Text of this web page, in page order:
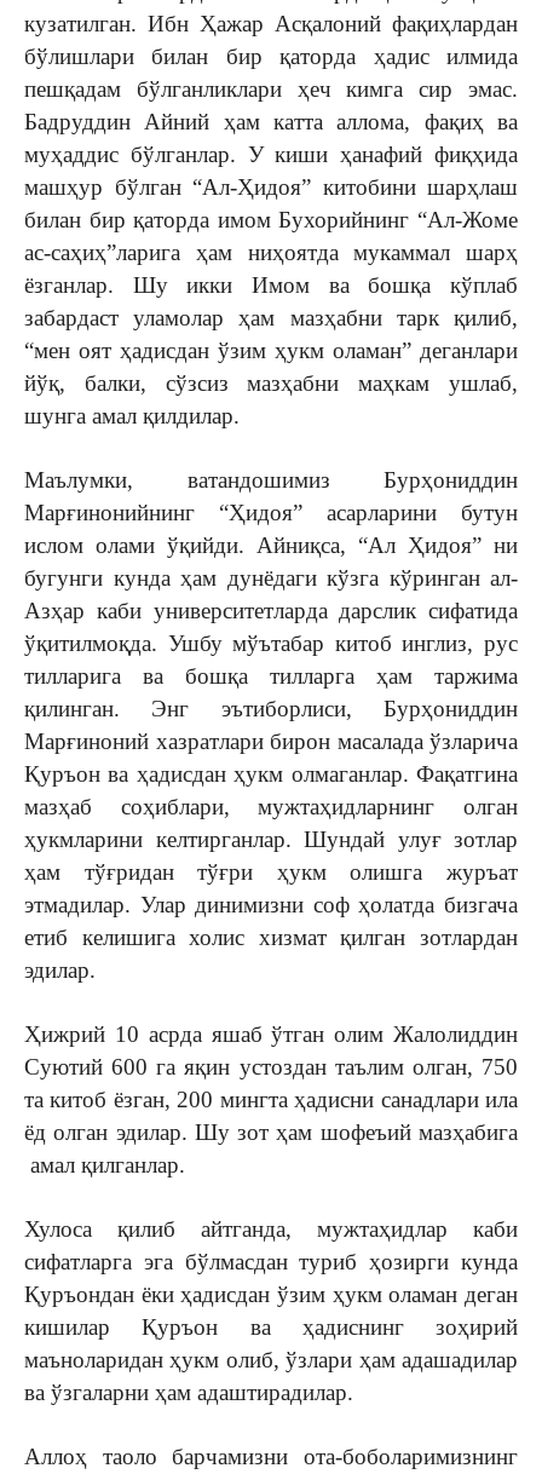
кузатилган. Ибн Ҳажар Асқалоний фақиҳлардан
бўлишлари билан бир қаторда ҳадис илмида
пешқадам бўлганликлари ҳеч кимга сир эмас.
Бадруддин Айний ҳам катта аллома, фақиҳ ва
муҳаддис бўлганлар. У киши ҳанафий фиқҳида
машҳур бўлган “Ал-Ҳидоя” китобини шарҳлаш
билан бир қаторда имом Бухорийнинг “Ал-Жоме
ас-саҳиҳ”ларига ҳам ниҳоятда мукаммал шарҳ
ёзганлар. Шу икки Имом ва бошқа кўплаб
забардаст уламолар ҳам мазҳабни тарк қилиб,
“мен оят ҳадисдан ўзим ҳукм оламан” деганлари
йўқ, балки, сўзсиз мазҳабни маҳкам ушлаб,
шунга амал қилдилар.
Маълумки, ватандошимиз Бурҳониддин
Марғинонийнинг “Ҳидоя” асарларини бутун
ислом олами ўқийди. Айниқса, “Ал Ҳидоя” ни
бугунги кунда ҳам дунёдаги кўзга кўринган ал-
Азҳар каби университетларда дарслик сифатида
ўқитилмоқда. Ушбу мўътабар китоб инглиз, рус
тилларига ва бошқа тилларга ҳам таржима
қилинган. Энг эътиборлиси, Бурҳониддин
Марғиноний хазратлари бирон масалада ўзларича
Қуръон ва ҳадисдан ҳукм олмаганлар. Фақатгина
мазҳаб соҳиблари, мужтаҳидларнинг олган
ҳукмларини келтирганлар. Шундай улуғ зотлар
ҳам тўғридан тўғри ҳукм олишга журъат
этмадилар. Улар динимизни соф ҳолатда бизгача
етиб келишига холис хизмат қилган зотлардан
эдилар.
Ҳижрий 10 асрда яшаб ўтган олим Жалолиддин
Суютий 600 га яқин устоздан таълим олган, 750
та китоб ёзган, 200 мингта ҳадисни санадлари ила
ёд олган эдилар. Шу зот ҳам шофеъий мазҳабига
амал қилганлар.
Хулоса қилиб айтганда, мужтаҳидлар каби
сифатларга эга бўлмасдан туриб ҳозирги кунда
Қуръондан ёки ҳадисдан ўзим ҳукм оламан деган
кишилар Қуръон ва ҳадиснинг зоҳирий
маъноларидан ҳукм олиб, ўзлари ҳам адашадилар
ва ўзгаларни ҳам адаштирадилар.
Аллоҳ таоло барчамизни ота-боболаримизнинг